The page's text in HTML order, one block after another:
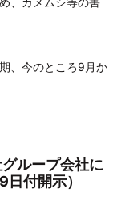
、今のところ9月か
ループ会社に
付開示）